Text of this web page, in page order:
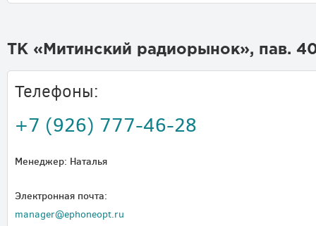
ТК «Митинский радиорынок», пав.
Телефоны:
+7 (926) 777-46-28
Менеджер: Наталья
Электронная почта:
manager@ephoneopt.ru